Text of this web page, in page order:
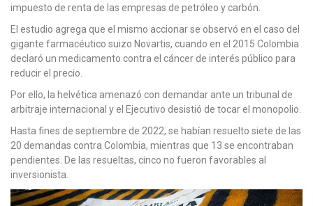
impuesto de renta de las empresas de petróleo y carbón.
El estudio agrega que el mismo accionar se observó en el caso del
gigante farmacéutico suizo Novartis, cuando en el 2015 Colombia
declaró un medicamento contra el cáncer de interés público para
reducir el precio.
Por ello, la helvética amenazó con demandar ante un tribunal de
arbitraje internacional y el Ejecutivo desistió de tocar el monopolio.
Hasta fines de septiembre de 2022, se habían resuelto siete de las
20 demandas contra Colombia, mientras que 13 se encontraban
pendientes. De las resueltas, cinco no fueron favorables al
inversionista.